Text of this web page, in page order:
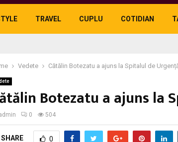
TRAVEL CUPLU COTIDIAN
Vedete Cătălin Botezatu a ajuns la Spitalul de
Botezatu a ajuns la
0 504
SHARE 0